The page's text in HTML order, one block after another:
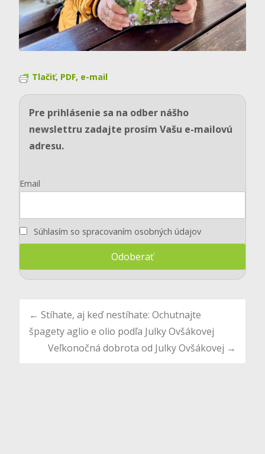
Tlačiť, PDF, e-mail
Pre prihlásenie sa na odber nášho
newslettru zadajte prosím Vašu e-mailovú
adresu.
Email
Súhlasím so spracovaním osobných údajov
Post
navigation
← Stíhate, aj keď nestíhate: Ochutnajte
špagety aglio e olio podľa Julky Ovšákovej
Veľkonočná dobrota od Julky Ovšákovej →